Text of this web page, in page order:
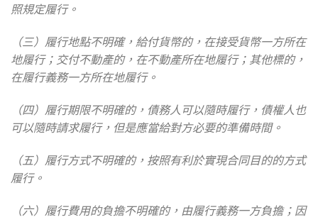
照規定履行。
（三）履行地點不明確，給付貨幣的，在接受貨幣一方所在
地履行；交付不動產的，在不動產所在地履行；其他標的，
在履行義務一方所在地履行。
（四）履行期限不明確的，債務人可以隨時履行，債權人也
可以隨時請求履行，但是應當給對方必要的準備時間。
（五）履行方式不明確的，按照有利於實現合同目的的方式
履行。
（六）履行費用的負擔不明確的，由履行義務一方負擔；因